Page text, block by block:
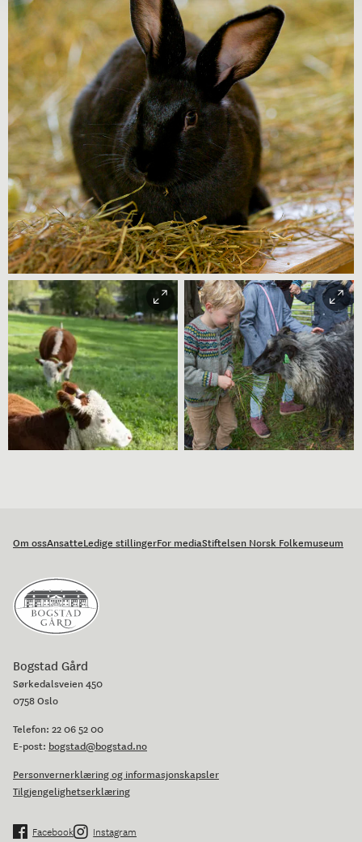
Jonas Løvaas Gjerstad
Høstdag på Bogstad Gård. Foto
Om ossAnsatteLedige stillingerFor mediaStiftelsen Norsk Folkemuseum
Bogstad Gård
Sørkedalsveien 450
0758 Oslo
Telefon: 22 06 52 00
E-post: bogstad@bogstad.no
Personvernerklæring og informasjonskapsler
Tilgjengelighetserklæring
Facebook Instagram